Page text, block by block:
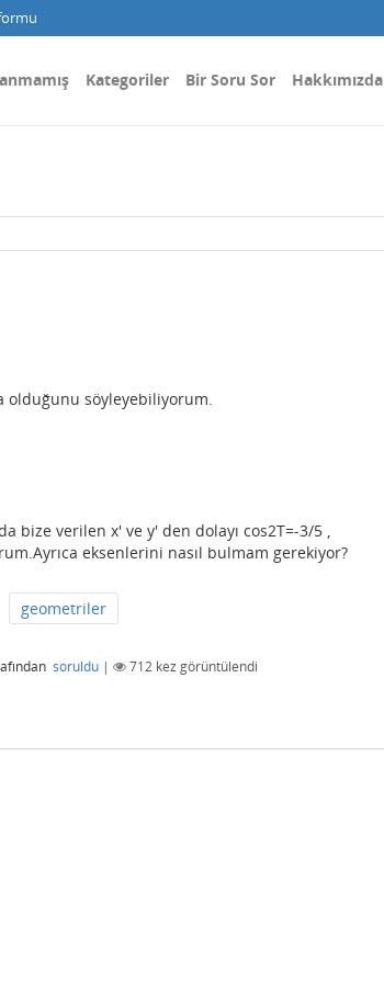
Kategoriler Bir Soru Sor Hakkımızda
olduğunu söyleyebiliyorum.
verilen x' ve y' den dolayı cos2T=-3/5 ,
eksenlerini nasıl bulmam gerekiyor?
geometriler
soruldu | 712 kez görüntülendi